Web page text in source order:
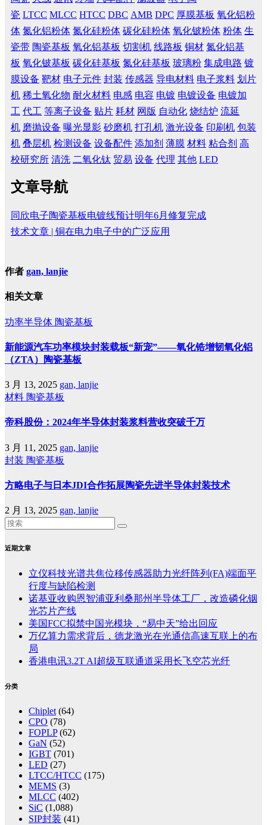
瓷 LTCC MLCC HTCC DBC AMB DPC 厚膜基板 氧化铝粉
体 氮化铝粉体 氮化硅粉体 碳化硅粉体 氧化铍粉体 粉体 生
瓷带 陶瓷基板 氧化铝基板 切割机 线路板 铜材 氮化铝基
板 氧化铍基板 碳化硅基板 氮化硅基板 玻璃粉 集成电路 镀
膜设备 靶材 电子元件 封装 传感器 导电材料 电子浆料 划片
机 稀土氧化物 耐火材料 电感 电容 电镀 电镀设备 电镀加
工 代工 等离子设备 贴片 耗材 网版 自动化 烧结炉 流延
机 磨抛设备 曝光显影 砂磨机 打孔机 激光设备 印刷机 包装
机 叠层机 检测设备 设备配件 添加剂 薄膜 材料 粘合剂 高
校研究所 清洗 二氧化钛 贸易 设备 代理 其他 LED
文章导航
同欣电子陶瓷基板电镀线预计明年6月修复完成
技术文章 | 铜在电力电子中的广泛应用
作者 gan, lanjie
相关文章
功率半导体 陶瓷基板
新能源汽车功率模块封装载板“新宠”——氧化锆增韧氧化铝
（ZTA）陶瓷基板
3 月 13, 2025 gan, lanjie
材料 陶瓷基板
帝科股份：2024年半导体封装浆料营收突破千万
3 月 11, 2025 gan, lanjie
封装 陶瓷基板
方略电子与日本JDI合作拓展陶瓷先进半导体封装技术
2 月 13, 2025 gan, lanjie
近期文章
立仪科技光谱共焦位移传感器助力光纤阵列(FA)端面平
行度与缺陷检测
诺基亚收购恩智浦亚利桑那州半导体工厂，改造磷化铟
光芯片产线
美国FCC拟禁中国光模块，“易中天”给出回应
万亿算力需求背后，德龙激光在光通信高速互联上的布
局
香港电讯3.2T AI超级互联通道采用长飞空芯光纤
分类
Chiplet (64)
CPO (78)
FOPLP(62)
GaN (52)
IGBT (701)
LED (27)
LTCC/HTCC (175)
MEMS (3)
MLCC (402)
SiC (1,088)
SIP封装 (41)